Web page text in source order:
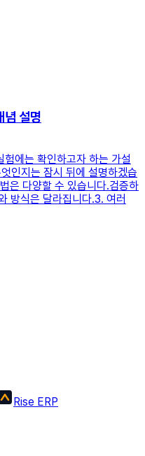
념 설명
에는 확인하고자 하는 가설
인지는 잠시 뒤에 설명하겠습
은 다양할 수 있습니다.검증하
방식은 달라집니다.3. 여러
Rise ERP